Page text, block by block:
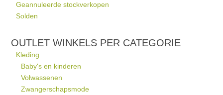
Geannuleerde stockverkopen
Solden
OUTLET WINKELS PER CATEGORIE
Kleding
Baby's en kinderen
Volwassenen
Zwangerschapsmode